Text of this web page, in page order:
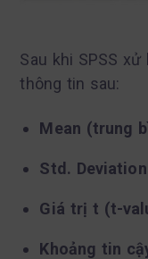
Sau khi SPSS
thông tin sau:
Mean (trung
Std.
Giá trị t (t-
Khoảng tin